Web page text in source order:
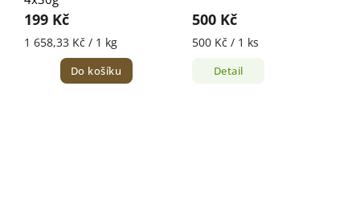
199 Kč
1 658,33 Kč / 1 kg
Do košíku
500 Kč
500 Kč / 1 ks
Detail